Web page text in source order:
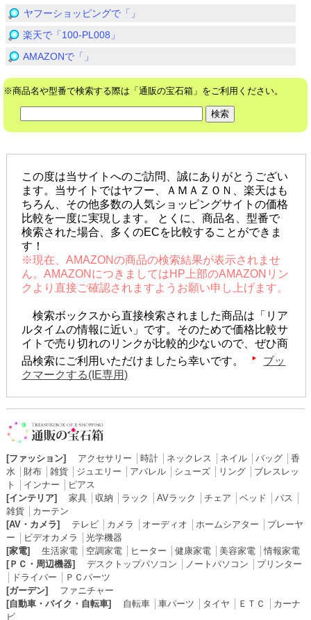
ヤフーショッピングで「」
楽天で「100-PL008」
AMAZONで「」
※商品名や型番で検索する際は「通販の宝石箱」をご利用ください。
この度は当サイトへのご訪問、誠にありがとうござい
ます。当サイトではヤフー、ＡＭＡＺＯＮ、楽天はも
ちろん、その他多数の人気ショッピングサイトの価格
比較を一度に実現します。 とくに、商品名、型番で
検索された場合、多くのECを比較することができま
す！
※現在、AMAZONの商品の検索結果が表示されませ
ん。AMAZONにつきましてはHP上部のAMAZONリン
クより直接ご確認されますようお願い申し上げます。
検索ボックスから直接検索されました商品は「リア
ルタイムの情報に近い」です。そのためで価格比較サ
イトで売り切れのリンクが比較的少ないので、ぜひ商
品検索にご利用いただけましたら幸いです。
ブッ
クマークする(IE専用)
[ファッション] アクセサリー 時計│ ネックレス ネイル│ バッグ│ 香
水
財布│ 雑貨│ ジュエリー アパレル│ シューズ│ リング│ ブレスレッ
ト
インナー
ピアス
[インテリア]
家具│ 収納 ラック AVラック チェア ベッド バス
雑貨│ カーテン
[AV・カメラ]
テレビ│ カメラ オーディオ ホームシアター
プレーヤ
ー
ビデオカメラ
光学機器
[家電]
生活家電│ 空調家電│ ヒーター 健康家電│ 美容家電│情報家電
[ＰＣ・周辺機器]
デスクトップパソコン ノートパソコン
プリンター
ドライバー
ＰＣパーツ
[ガーデン]
ファニチャー
[自動車・バイク・自転車]
自転車│ 車パーツ タイヤ ＥＴＣ
カーナ
ビ